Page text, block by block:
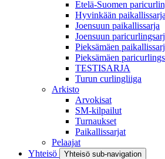
Etelä-Suomen
Hyvinkään paikallissarja
Joensuun paikallissarja
Joensuun
Pieksämäen
Pieksämäen
TESTISARJA
Turun curlingliiga
Arkisto
Arvokisat
SM-kilpailut
Turnaukset
Paikallissarjat
Pelaajat
Yhteisö
Yhteisö sub-navigation